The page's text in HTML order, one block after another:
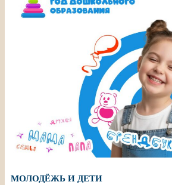
МОЛОДЁЖЬ И ДЕТИ